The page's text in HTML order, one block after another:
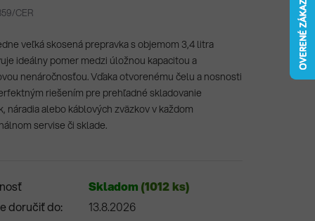
CER
veľká skosená prepravka s objemom 3,4 litra
ideálny pomer medzi úložnou kapacitou a
nenáročnosťou. Vďaka otvorenému čelu a nosnosti
riešením pre prehľadné skladovanie
náradia alebo káblových zväzkov v každom
servise či sklade.
Skladom (1012 ks)
doručiť do:
13.8.2026